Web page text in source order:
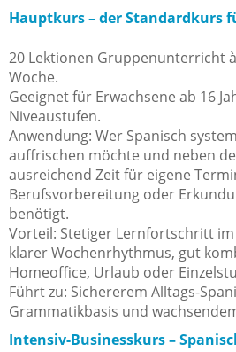
Hauptkurs – der Standardkurs
20 Lektionen Gruppenunterricht
Woche.
Geeignet für Erwachsene ab 16
Niveaustufen.
Anwendung: Wer Spanisch
auffrischen möchte und neben
ausreichend Zeit für eigene
Berufsvorbereitung oder
benötigt.
Vorteil: Stetiger Lernfortschritt
klarer Wochenrhythmus, gut
Homeoffice, Urlaub oder
Führt zu: Sichererem Alltags-
Grammatikbasis und
Intensiv-Businesskurs –